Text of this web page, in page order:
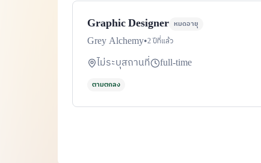
Graphic Designer หมดอายุ
Grey Alchemy•2 ปีที่แล้ว
ไม่ระบุสถานที่ full-time
ตามตกลง